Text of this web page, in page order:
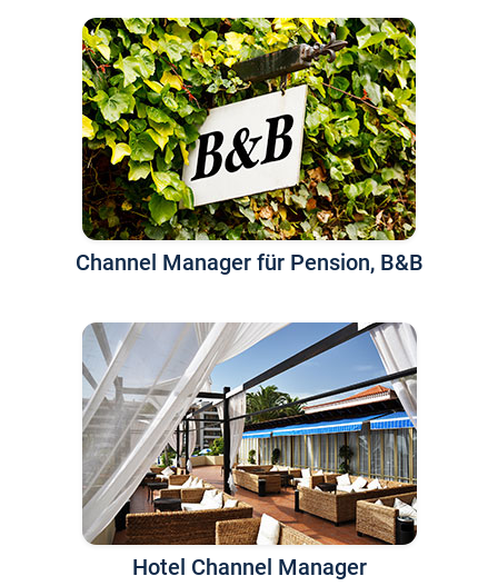
Channel Manager für Pension, B&B
Hotel Channel Manager